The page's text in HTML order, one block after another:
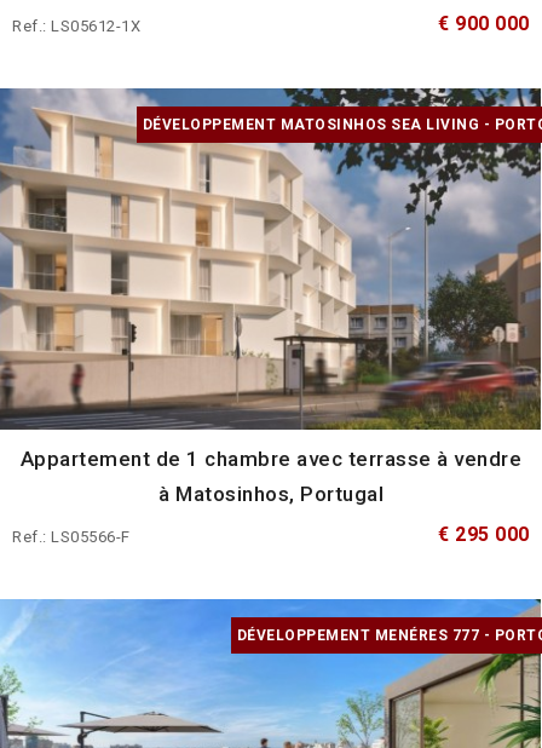
Ref.: LS05612-1X € 900 000
DÉVELOPPEMENT MATOSINHOS SEA LIVING -
Appartement de 1 chambre avec terrasse à vendre
à Matosinhos, Portugal
Ref.: LS05566-F € 295 000
DÉVELOPPEMENT MENÉRES 777 -